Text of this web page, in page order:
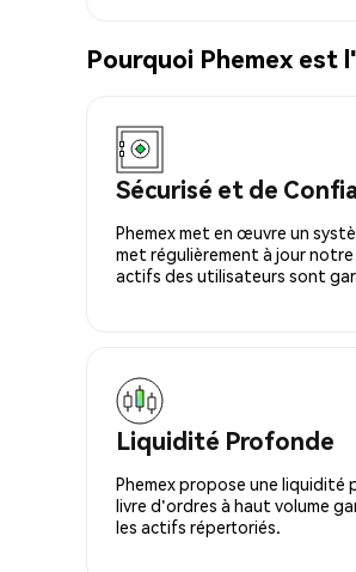
Pourquoi Phemex est
Sécurisé et de
Phemex met en œuvre un
met régulièrement à jour notre
actifs des utilisateurs sont
Liquidité Profonde
Phemex propose une
livre d'ordres à haut volume
les actifs répertoriés.